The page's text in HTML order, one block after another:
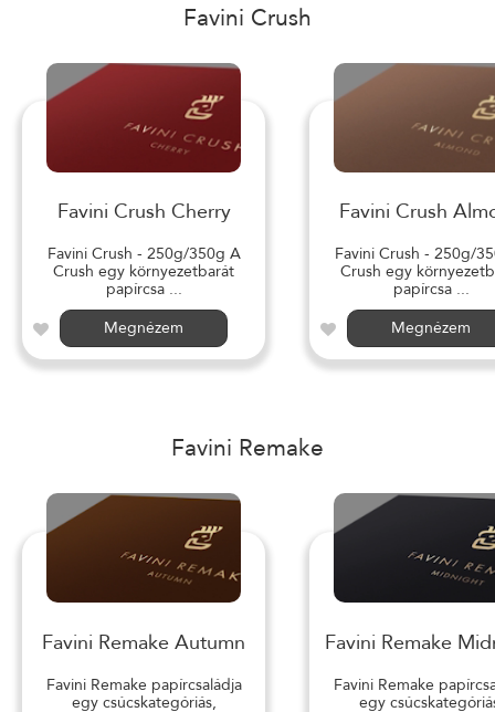
Favini Crush
Favini Crush Cherry
Favini Crush - 250g/350g A
Crush egy környezetbarát
papírcsa ...
Megnézem
Favini Crush
Favini Crush - 250g/
Crush egy
papírcsa ...
Megnézem
Favini Remake
Favini Remake Autumn
Favini Remake papírcsaládja
egy csúcskategóriás,
Favini Remake
Favini Remake
egy